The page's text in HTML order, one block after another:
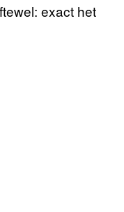
exact het